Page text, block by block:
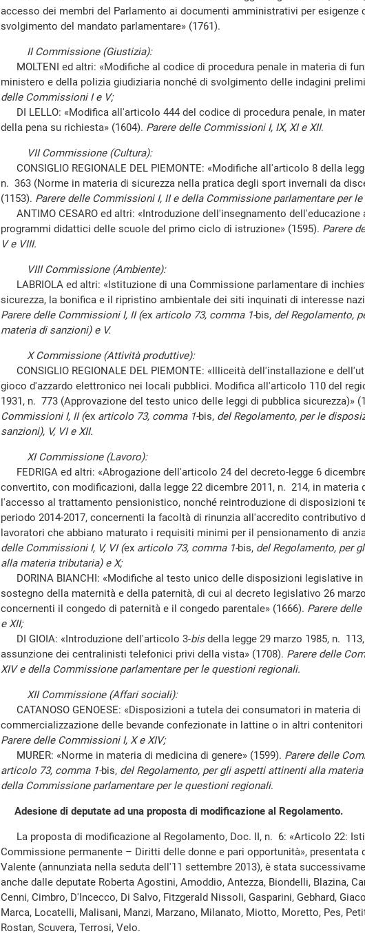
accesso dei membri del Parlamento ai documenti amministrativi per esigenze
svolgimento del mandato parlamentare» (1761).
II Commissione (Giustizia):
MOLTENI ed altri: «Modifiche al codice di procedura penale in materia di
ministero e della polizia giudiziaria nonché di svolgimento delle indagini
delle Commissioni I e V;
DI LELLO: «Modifica all'articolo 444 del codice di procedura penale, in
della pena su richiesta» (1604). Parere delle Commissioni I, IX, XI e XII.
VII Commissione (Cultura):
CONSIGLIO REGIONALE DEL PIEMONTE: «Modifiche all'articolo 8 della
n. 363 (Norme in materia di sicurezza nella pratica degli sport invernali da
(1153). Parere delle Commissioni I, II e della Commissione parlamentare per
ANTIMO CESARO ed altri: «Introduzione dell'insegnamento dell'educazione
programmi didattici delle scuole del primo ciclo di istruzione» (1595). Parere
V e VIII.
VIII Commissione (Ambiente):
LABRIOLA ed altri: «Istituzione di una Commissione parlamentare di
sicurezza, la bonifica e il ripristino ambientale dei siti inquinati di interesse
Parere delle Commissioni I, II (ex articolo 73, comma 1-bis, del Regolamento,
materia di sanzioni) e V.
X Commissione (Attività produttive):
CONSIGLIO REGIONALE DEL PIEMONTE: «Illiceità dell'installazione e
gioco d'azzardo elettronico nei locali pubblici. Modifica all'articolo 110 del
1931, n. 773 (Approvazione del testo unico delle leggi di pubblica sicurezza)»
Commissioni I, II (ex articolo 73, comma 1-bis, del Regolamento, per le
sanzioni), V, VI e XII.
XI Commissione (Lavoro):
FEDRIGA ed altri: «Abrogazione dell'articolo 24 del decreto-legge 6
convertito, con modificazioni, dalla legge 22 dicembre 2011, n. 214, in materia
l'accesso al trattamento pensionistico, nonché reintroduzione di disposizioni
periodo 2014-2017, concernenti la facoltà di rinunzia all'accredito contributivo
lavoratori che abbiano maturato i requisiti minimi per il pensionamento di
delle Commissioni I, V, VI (ex articolo 73, comma 1-bis, del Regolamento, per
alla materia tributaria) e X;
DORINA BIANCHI: «Modifiche al testo unico delle disposizioni legislative
sostegno della maternità e della paternità, di cui al decreto legislativo 26
concernenti il congedo di paternità e il congedo parentale» (1666). Parere
e XII;
DI GIOIA: «Introduzione dell'articolo 3-bisdella legge 29 marzo 1985, n.
assunzione dei centralinisti telefonici privi della vista» (1708). Parere delle
XIV e della Commissione parlamentare per le questioni regionali.
XII Commissione (Affari sociali):
CATANOSO GENOESE: «Disposizioni a tutela dei consumatori in materia di
commercializzazione delle bevande confezionate in lattine o in altri
Parere delle Commissioni I, X e XIV;
MURER: «Norme in materia di medicina di genere» (1599). Parere delle
articolo 73, comma 1-bis, del Regolamento, per gli aspetti attinenti alla
della Commissione parlamentare per le questioni regionali.
Adesione di deputate ad una proposta di modificazione al Regolamento.
La proposta di modificazione al Regolamento, Doc. II, n. 6: «Articolo 22:
Commissione permanente – Diritti delle donne e pari opportunità», presentata
Valente (annunziata nella seduta dell'11 settembre 2013), è stata
anche dalle deputate Roberta Agostini, Amoddio, Antezza, Biondelli, Blazina,
Cenni, Cimbro, D'Incecco, Di Salvo, Fitzgerald Nissoli, Gasparini, Gebhard,
Marca, Locatelli, Malisani, Manzi, Marzano, Milanato, Miotto, Moretto, Pes,
Rostan, Scuvera, Terrosi, Velo.